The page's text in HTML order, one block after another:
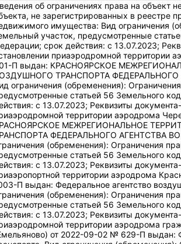
об ограничениях права на объект
не зарегистрированных в реестре
имущества: Вид ограничения
участок, предусмотренные
срок действия: c 13.07.2023;
приаэродромной территории
П выдан: КРАСНОЯРСКОЕ
ТРАНСПОРТА
ограничения (обременения):
статьей 56 Земельного
c 13.07.2023; Реквизиты
территории аэродрома
МЕЖРЕГИОНАЛЬНОЕ
ФЕДЕРАЛЬНОГО АГЕНТСТВА
(обременения): Ограничения
статьей 56 Земельного
c 13.07.2023; Реквизиты
территории аэродрома
П выдан: Федеральное агентство
(обременения): Ограничения
статьей 56 Земельного
c 13.07.2023; Реквизиты
территории аэродрома
от 2022-09-02 № 629-П выдан: